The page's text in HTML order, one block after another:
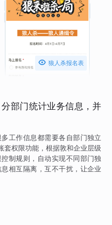
 狼人杀报名表
部门统计业务信息，并
工作信息都需要各自部门独立
套权限功能，根据敦和企业层级
制规则，自动实现不同部门独
相互隔离，互不干扰，让企业